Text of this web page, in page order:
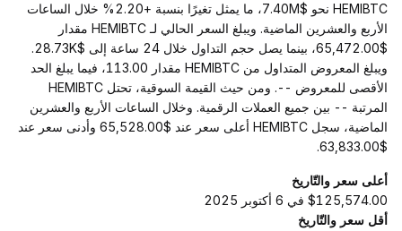
HEMIBTC نحو $7.40M، ما يمثل تغيرًا بنسبة +2.20% خلال الساعات
الأربع والعشرين الماضية. ويبلغ السعر الحالي لـ HEMIBTC مقدار
$65,472.00، بينما يصل حجم التداول خلال 24 ساعة إلى $28.73K.
ويبلغ المعروض المتداول من HEMIBTC مقدار 113.00، فيما يبلغ الحد
الأقصى للمعروض --. ومن حيث القيمة السوقية، تحتل HEMIBTC
المرتبة -- بين جميع العملات الرقمية. وخلال الساعات الأربع والعشرين
الماضية، سجل HEMIBTC أعلى سعر عند $65,528.00 وأدنى سعر عند
$63,833.00.
أعلى سعر والتّاريخ
$125,574.00 في 6 أكتوبر 2025
أقل سعر والتّاريخ